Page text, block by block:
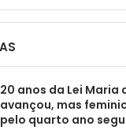
20 anos da Lei Maria
avançou, mas
pelo quarto ano